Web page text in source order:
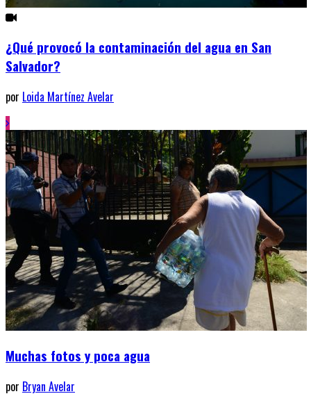
¿Qué provocó la contaminación del agua en San
Salvador?
por Loida Martínez Avelar
Muchas fotos y poca agua
por Bryan Avelar